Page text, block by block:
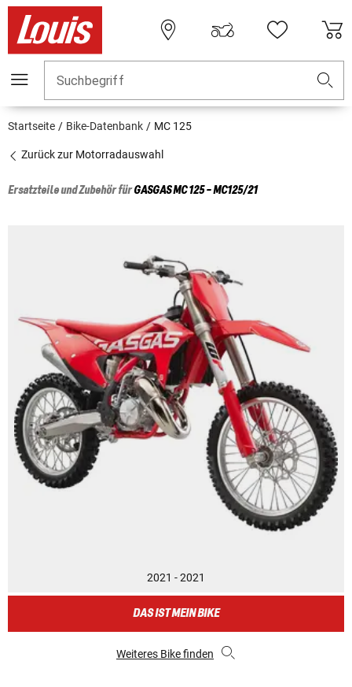
Suchbegriff
Startseite Bike-Datenbank MC 125
Zurück zur Motorradauswahl
Ersatzteile und Zubehör fürGASGASMC 125 - MC125/21
2021 - 2021
DAS IST MEIN BIKE
Weiteres Bike finden